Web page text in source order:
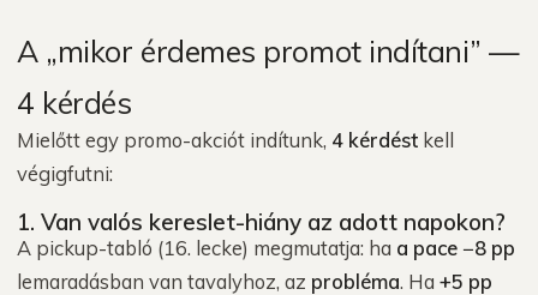
A „mikor érdemes promot indítani” —
4 kérdés
Mielőtt egy promo-akciót indítunk, 4 kérdést kell
végigfutni:
1. Van valós kereslet-hiány az adott napokon?
A pickup-tabló (16. lecke) megmutatja: ha a pace −8 pp
lemaradásban van tavalyhoz, az probléma. Ha +5 pp